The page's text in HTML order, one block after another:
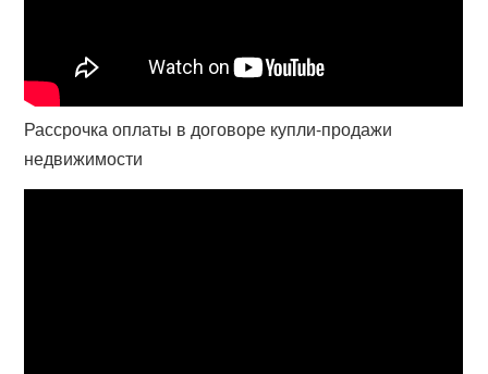
Рассрочка оплаты в договоре купли-продажи
недвижимости